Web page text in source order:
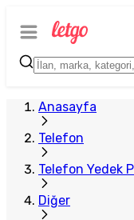
Anasayfa
Telefon
Telefon Yedek
Diğer
Plus Satıcı